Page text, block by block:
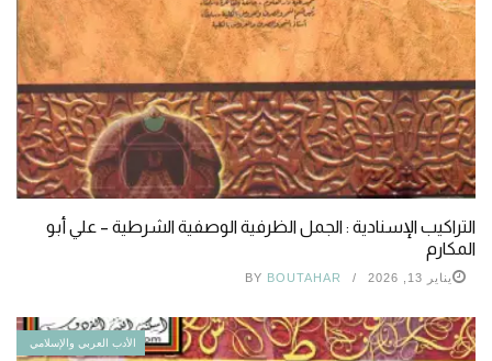
التراكيب الإسنادية : الجمل الظرفية الوصفية الشرطية – علي أبو
المكارم
يناير 13, 2026 BY BOUTAHAR
الأدب العربي والإسلامي